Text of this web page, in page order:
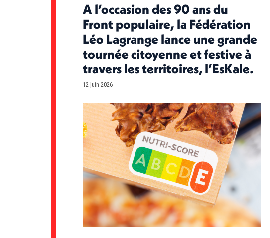
A l’occasion des 90 ans du
Front populaire, la Fédération
Léo Lagrange lance une grande
tournée citoyenne et festive à
travers les territoires, l’EsKale.
12 juin 2026